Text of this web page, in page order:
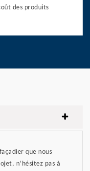
des produits
que nous
n’hésitez pas à